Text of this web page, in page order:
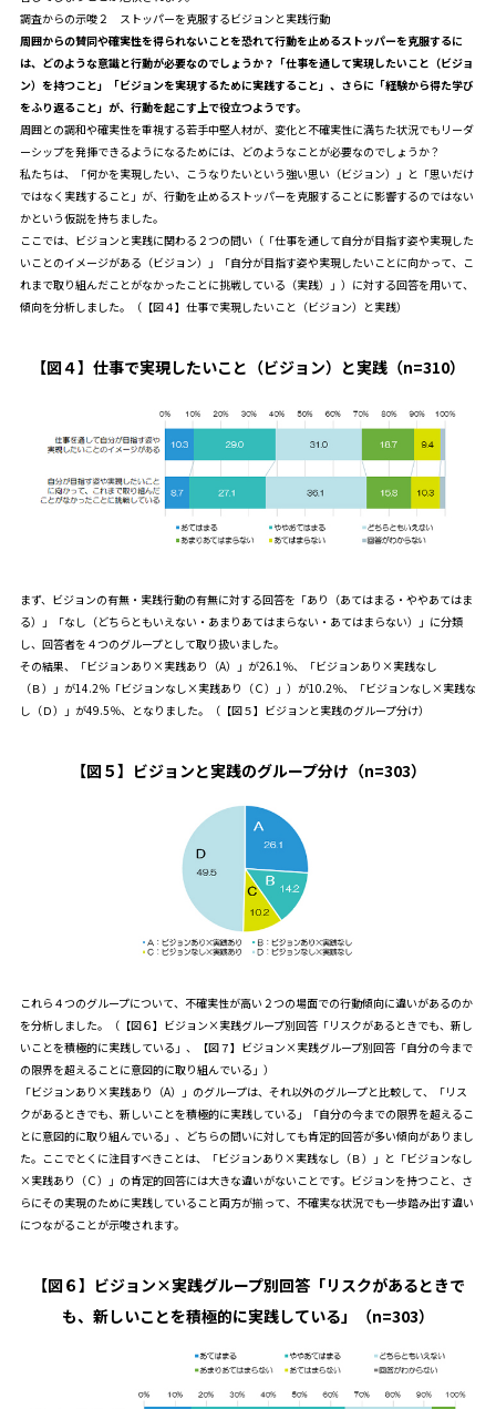
調査からの示唆２ ストッパーを克服するビジョンと実践行動
周囲からの賛同や確実性を得られないことを恐れて行動を止めるストッパーを克服するに
は、どのような意識と行動が必要なのでしょうか？「仕事を通して実現したいこと（ビジョ
ン）を持つこと」「ビジョンを実現するために実践すること」、さらに「経験から得た学び
をふり返ること」が、行動を起こす上で役立つようです。
周囲との調和や確実性を重視する若手中堅人材が、変化と不確実性に満ちた状況でもリーダ
ーシップを発揮できるようになるためには、どのようなことが必要なのでしょうか？
私たちは、「何かを実現したい、こうなりたいという強い思い（ビジョン）」と「思いだけ
ではなく実践すること」が、行動を止めるストッパーを克服することに影響するのではない
かという仮説を持ちました。
ここでは、ビジョンと実践に関わる２つの問い（「仕事を通して自分が目指す姿や実現した
いことのイメージがある（ビジョン）」「自分が目指す姿や実現したいことに向かって、こ
れまで取り組んだことがなかったことに挑戦している（実践）」）に対する回答を用いて、
傾向を分析しました。（【図４】仕事で実現したいこと（ビジョン）と実践）
【図４】仕事で実現したいこと（ビジョン）と実践（n=310）
まず、ビジョンの有無・実践行動の有無に対する回答を「あり（あてはまる・ややあてはま
る）」「なし（どちらともいえない・あまりあてはまらない・あてはまらない）」に分類
し、回答者を４つのグループとして取り扱いました。
その結果、「ビジョンあり×実践あり（A）」が26.1％、「ビジョンあり×実践なし
（Ｂ）」が14.2％「ビジョンなし×実践あり（Ｃ）」）が10.2％、「ビジョンなし×実践な
し（Ｄ）」が49.5％、となりました。（【図５】ビジョンと実践のグループ分け）
【図５】ビジョンと実践のグループ分け（n=303）
これら４つのグループについて、不確実性が高い２つの場面での行動傾向に違いがあるのか
を分析しました。（【図６】ビジョン×実践グループ別回答「リスクがあるときでも、新し
いことを積極的に実践している」、【図７】ビジョン×実践グループ別回答「自分の今まで
の限界を超えることに意図的に取り組んでいる」）
「ビジョンあり×実践あり（A）」のグループは、それ以外のグループと比較して、「リス
クがあるときでも、新しいことを積極的に実践している」「自分の今までの限界を超えるこ
とに意図的に取り組んでいる」、どちらの問いに対しても肯定的回答が多い傾向がありまし
た。ここでとくに注目すべきことは、「ビジョンあり×実践なし（Ｂ）」と「ビジョンなし
×実践あり（Ｃ）」の肯定的回答には大きな違いがないことです。ビジョンを持つこと、さ
らにその実現のために実践していること両方が揃って、不確実な状況でも一歩踏み出す違い
につながることが示唆されます。
【図６】ビジョン×実践グループ別回答「リスクがあるときで
も、新しいことを積極的に実践している」（n=303）